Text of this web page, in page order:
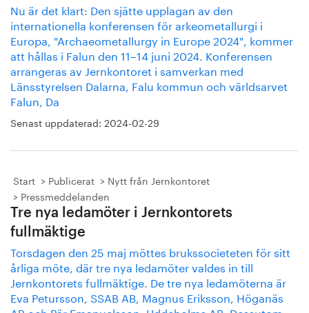
Nu är det klart: Den sjätte upplagan av den
internationella konferensen för arkeometallurgi i
Europa, "Archaeometallurgy in Europe 2024", kommer
att hållas i Falun den 11–14 juni 2024. Konferensen
arrangeras av Jernkontoret i samverkan med
Länsstyrelsen Dalarna, Falu kommun och världsarvet
Falun, Da
Senast uppdaterad: 2024-02-29
Start Publicerat
Nytt från Jernkontoret
Pressmeddelanden
Tre nya ledamöter i Jernkontorets
fullmäktige
Torsdagen den 25 maj möttes brukssocieteten för sitt
årliga möte, där tre nya ledamöter valdes in till
Jernkontorets fullmäktige. De tre nya ledamöterna är
Eva Petursson, SSAB AB, Magnus Eriksson, Höganäs